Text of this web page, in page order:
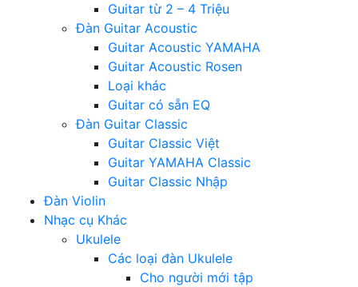
Guitar từ 2 – 4 Triệu
Đàn Guitar Acoustic
Guitar Acoustic YAMAHA
Guitar Acoustic Rosen
Loại khác
Guitar có sẵn EQ
Đàn Guitar Classic
Guitar Classic Việt
Guitar YAMAHA Classic
Guitar Classic Nhập
Đàn Violin
Nhạc cụ Khác
Ukulele
Các loại đàn Ukulele
Cho người mới tập